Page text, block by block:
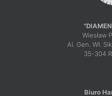
Wiesław
Al. Gen. Wł.
35-304
Biuro